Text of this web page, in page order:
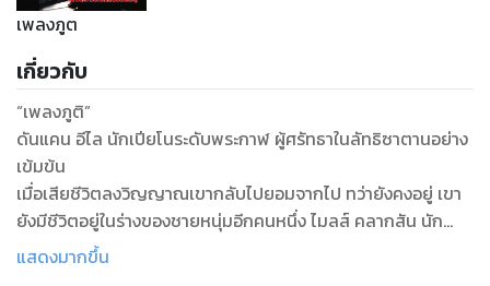
เพลงภูต
เกี่ยวกับ
“เพลงภูติ”
ดันแคน อีไล นักเปียโนระดับพระกาฬ ผู้ศรัทธาในลัทธิซาตานอย่าง
เข้มข้น
เมื่อเสียชีวิตลงวิญญาณเขากลับไปยอมจากไป ทว่ายังคงอยู่ เขา
ยังมีชีวิตอยู่ในร่างของชายหนุ่มอีกคนหนึ่ง ไมลส์ คลากสัน นัก
เขียนและนักเปียโนมือสมัครเล่น เพื่อที่จะ...ได้สมสู่ครองคู่กับ โร
แสดงมากขึ้น